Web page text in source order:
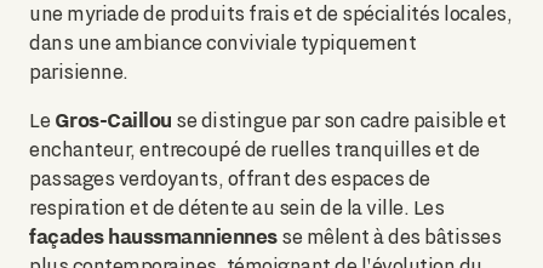
une myriade de produits frais et de spécialités locales,
dans une ambiance conviviale typiquement
parisienne.
Le Gros-Caillou se distingue par son cadre paisible et
enchanteur, entrecoupé de ruelles tranquilles et de
passages verdoyants, offrant des espaces de
respiration et de détente au sein de la ville. Les
façades haussmanniennes se mêlent à des bâtisses